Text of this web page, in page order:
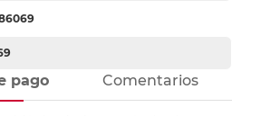
pago Comentarios